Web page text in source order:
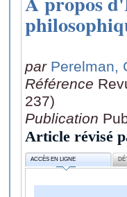
par Perelman,
Référence
237)
Publication
Article révisé
ACCÈS EN LIGNE